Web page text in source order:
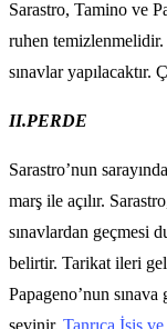
Sarastro, Tamino ve
ruhen
sınavlar yapılacaktır.
II.PERDE
Sarastro’nun
marş ile açılır.
sınavlardan geçmesi
belirtir. Tarikat ileri
Papageno’nun
sevinir, Tanrıça İsis